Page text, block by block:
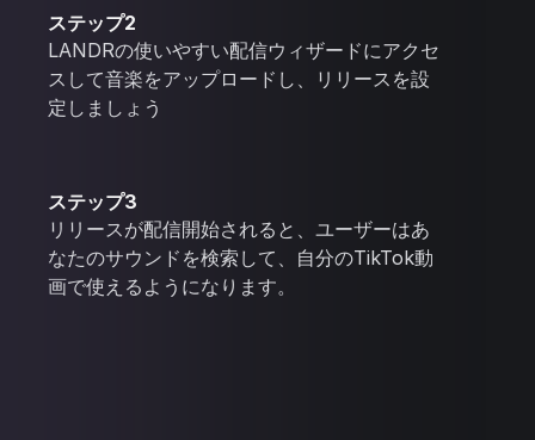
ステップ2
LANDRの使いやすい配信ウィザードにアクセ
スして音楽をアップロードし、リリースを設
定しましょう
ステップ3
リリースが配信開始されると、ユーザーはあ
なたのサウンドを検索して、自分のTikTok動
画で使えるようになります。